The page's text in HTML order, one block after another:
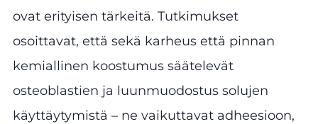
ovat erityisen tärkeitä. Tutkimukset
osoittavat, että sekä karheus että pinnan
kemiallinen koostumus säätelevät
osteoblastien ja luunmuodostus solujen
käyttäytymistä – ne vaikuttavat adheesioon,